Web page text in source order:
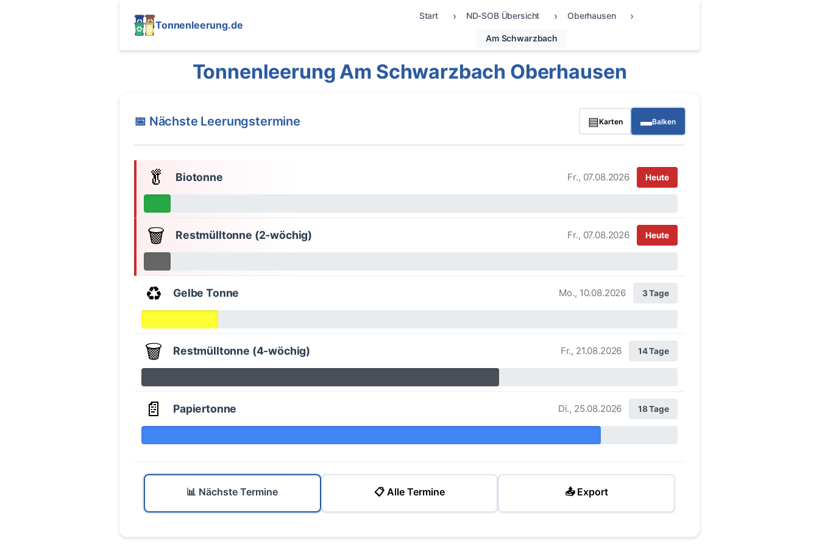
Tonnenleerung.de
Start ND-SOB Übersicht Oberhausen
Am Schwarzbach
Tonnenleerung Am Schwarzbach Oberhausen
📅 Nächste Leerungstermine ▤Karten ▬Balken
🥬 Biotonne Fr., 07.08.2026 Heute
🗑️ Restmülltonne (2-wöchig) Fr., 07.08.2026 Heute
♻️ Gelbe Tonne Mo., 10.08.2026 3 Tage
🗑️ Restmülltonne (4-wöchig) Fr., 21.08.2026 14 Tage
📄 Papiertonne Di., 25.08.2026 18 Tage
📊 Nächste Termine 📋 Alle Termine 📤 Export